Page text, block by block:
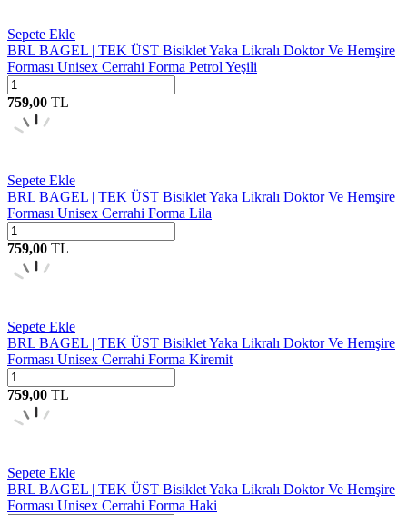
Sepete Ekle
BRL BAGEL | TEK ÜST Bisiklet Yaka Likralı Doktor Ve Hemşire
Forması Unisex Cerrahi Forma Petrol Yeşili
759,00 TL
Sepete Ekle
BRL BAGEL | TEK ÜST Bisiklet Yaka Likralı Doktor Ve Hemşire
Forması Unisex Cerrahi Forma Lila
759,00 TL
Sepete Ekle
BRL BAGEL | TEK ÜST Bisiklet Yaka Likralı Doktor Ve Hemşire
Forması Unisex Cerrahi Forma Kiremit
759,00 TL
Sepete Ekle
BRL BAGEL | TEK ÜST Bisiklet Yaka Likralı Doktor Ve Hemşire
Forması Unisex Cerrahi Forma Haki